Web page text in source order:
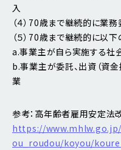
入
（４）70歳まで継続的に業
（５）70歳まで継続的に以
a.事業主が自ら実施する社
b.事業主が委託、出資（資
業
参考：高年齢者雇用安定法
https://
ou_roudou/koyou/